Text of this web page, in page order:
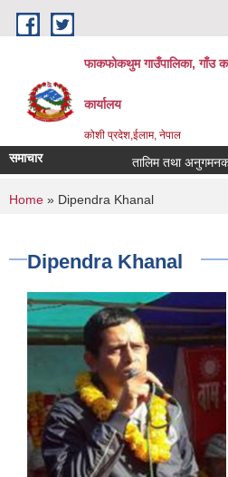
Skip to main content
फाकफोकथुम गाउँपालिका, गाँउ
कार्यालय
कोशी प्रदेश,ईलाम, नेपाल
समाचार तालिम तथा अनुगमनको
You are here
Home » Dipendra Khanal
Dipendra Khanal